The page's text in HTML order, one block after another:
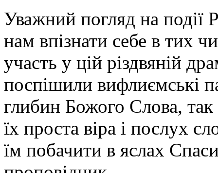
Уважний погляд на події
нам впізнати себе в тих
участь у цій різдвяній
поспішили вифлиємські
глибин Божого Слова,
їх проста віра і послух
їм побачити в яслах